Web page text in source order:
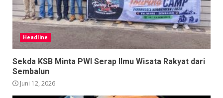
Headline
Sekda KSB Minta PWI Serap Ilmu Wisata Rakyat dari
Sembalun
Juni 12, 2026